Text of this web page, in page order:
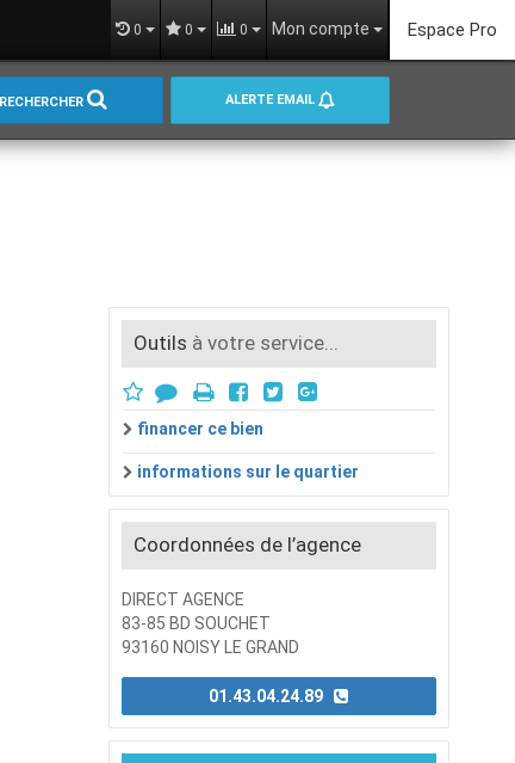
0 0 0 Mon compte Espace Pro
RECHERCHER ALERTE EMAIL
Outils à votre service...
financer ce bien
informations sur le quartier
Coordonnées de l’agence
DIRECT AGENCE
83-85 BD SOUCHET
93160 NOISY LE GRAND
01.43.04.24.89